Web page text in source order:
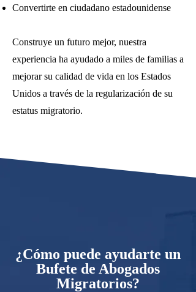
Convertirte en ciudadano estadounidense
Construye un futuro mejor, nuestra
experiencia ha ayudado a miles de familias a
mejorar su calidad de vida en los Estados
Unidos a través de la regularización de su
estatus migratorio.
¿Cómo puede ayudarte un
Bufete de Abogados
Migratorios?